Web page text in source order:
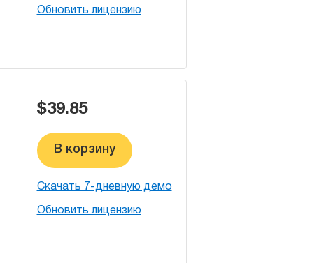
Обновить лицензию
$39.85
В корзину
Скачать 7-дневную демо
Обновить лицензию